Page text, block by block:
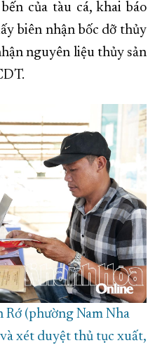
của tàu cá, khai báo
biên nhận bốc dỡ thủy
nguyên liệu thủy sản
Rớ (phường Nam Nha
xét duyệt thủ tục xuất,